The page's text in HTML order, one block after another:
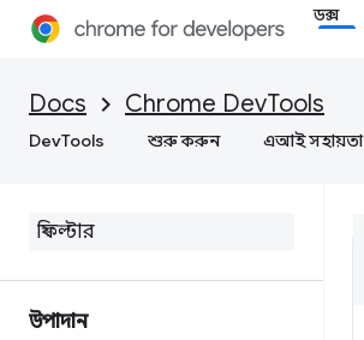
ডক্স
Docs Chrome DevTools
DevTools শুরু করুন এআই সহায়তা
উপাদান